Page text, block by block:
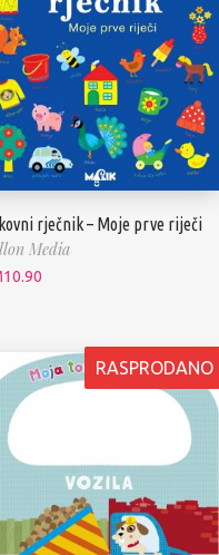
rječnik – Moje prve riječi
Media
10.90
RASPRODANO